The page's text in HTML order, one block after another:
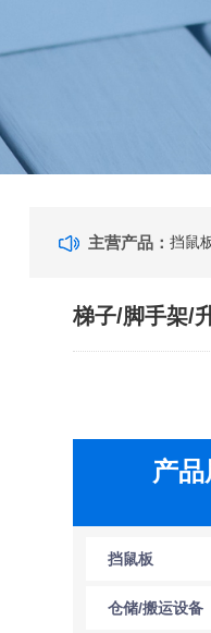
主营产品：挡鼠
梯子/脚手架/
产
挡鼠板
仓储/搬运设备